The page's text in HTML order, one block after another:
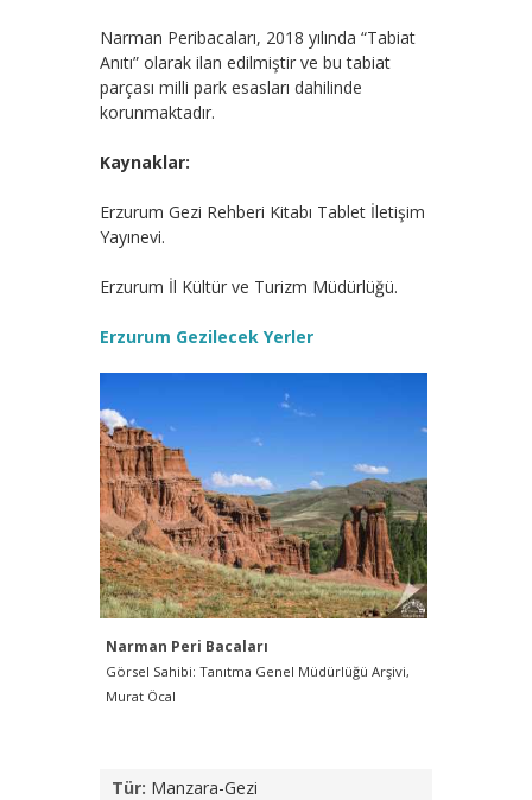
Narman Peribacaları, 2018 yılında “Tabiat
Anıtı” olarak ilan edilmiştir ve bu tabiat
parçası milli park esasları dahilinde
korunmaktadır.
Kaynaklar:
Erzurum Gezi Rehberi Kitabı Tablet İletişim
Yayınevi.
Erzurum İl Kültür ve Turizm Müdürlüğü.
Erzurum Gezilecek Yerler
Narman Peri Bacaları
Görsel Sahibi: Tanıtma Genel Müdürlüğü Arşivi,
Murat Öcal
Tür: Manzara-Gezi